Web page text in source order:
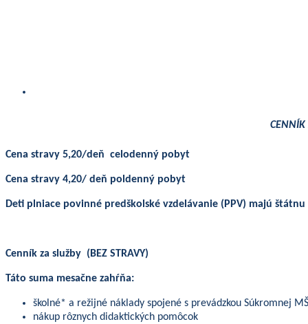
CENNÍK
Cena stravy 5,20/deň celodenný pobyt
Cena stravy 4,20/ deň poldenný pobyt
Deti plniace povinné predškolské vzdelávanie (PPV) majú
Cenník za služby (BEZ STRAVY)
Táto suma mesačne zahŕňa:
školné* a režijné náklady spojené s prevádzkou Súkromnej MŠ
nákup rôznych didaktických pomôcok